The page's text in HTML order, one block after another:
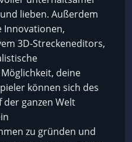
lieben. Außerdem
Innovationen,
3D-Streckeneditors,
deine
können sich des
ganzen Welt
zu gründen und